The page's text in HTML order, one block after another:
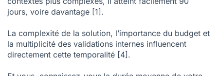
jours, voire davantage [1].
La complexité de la solution, l’importance du budget et
la multiplicité des validations internes influencent
directement cette temporalité [4].